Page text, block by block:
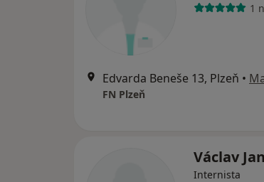
1
Edvarda Beneše 13, Plzeň •
FN Plzeň
Václav
Internista